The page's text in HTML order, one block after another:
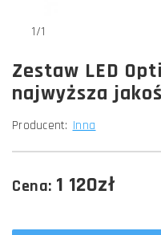
1/1
Zestaw LED
najwyższa
Producent: Inna
Cena: 1 120zł